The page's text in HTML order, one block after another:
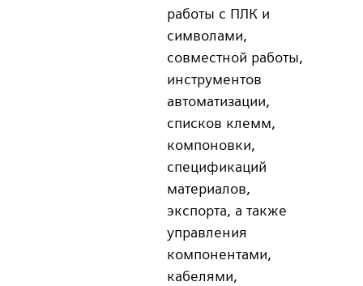
работы с ПЛК и
символами,
совместной работы,
инструментов
автоматизации,
списков клемм,
компоновки,
спецификаций
материалов,
экспорта, а также
управления
компонентами,
кабелями,